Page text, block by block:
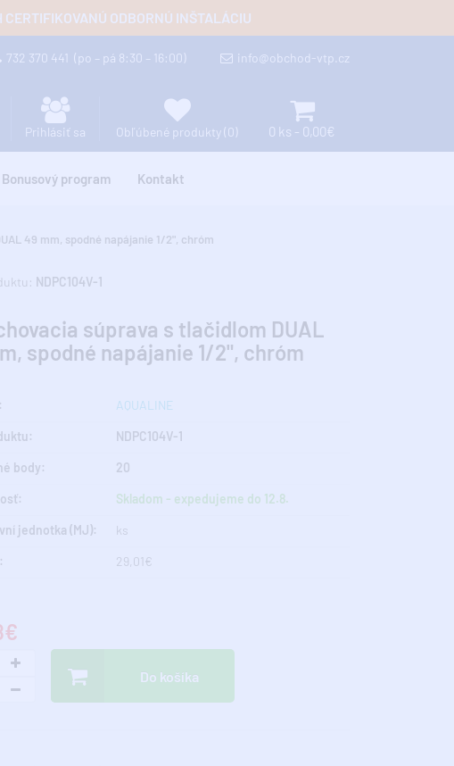
ODBORNÚ INŠTALÁCIU
Prihlásiť sa Obľúbené produkty (0) 0 ks - 0,00€
732 370 441 (po – pá 8:30 – 16:00) info@obchod-vtp.cz
Bonusový program Kontakt
49 mm, spodné napájanie 1/2", chróm
NDPC104V-1
súprava s tlačidlom DUAL
spodné napájanie 1/2", chróm
AQUALINE
NDPC104V-1
body: 20
Skladom - expedujeme do 12.8.
jednotka (MJ): ks
29,01€
Do košíka